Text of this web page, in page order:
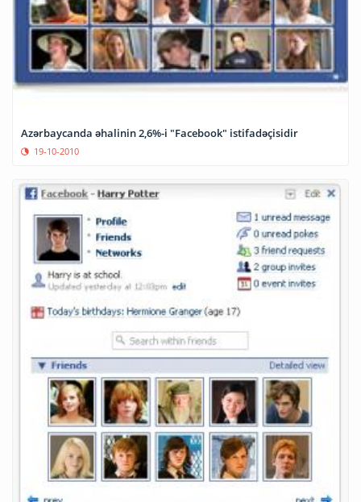
Azərbaycanda əhalinin 2,6%-i "Facebook" istifadəçisidir
19-10-2010